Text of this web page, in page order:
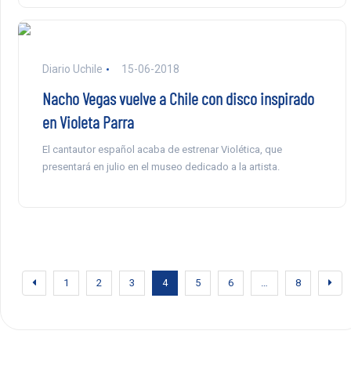
Diario Uchile 15-06-2018
Nacho Vegas vuelve a Chile con disco inspirado
en Violeta Parra
El cantautor español acaba de estrenar Violética, que
presentará en julio en el museo dedicado a la artista.
1 2 3 4 5 6 … 8